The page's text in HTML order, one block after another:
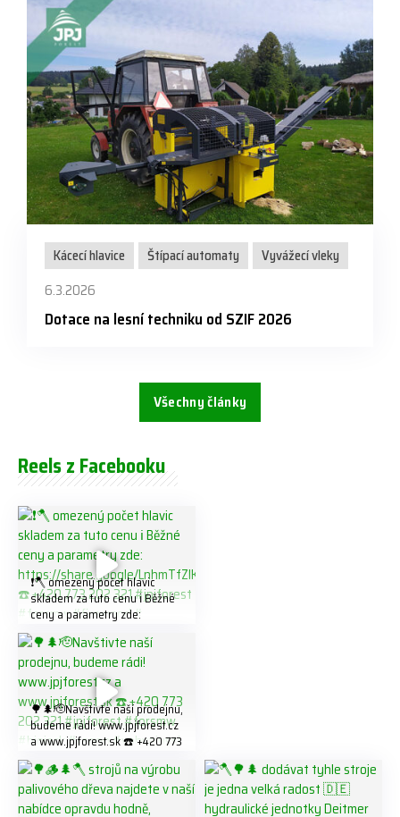
Kácecí hlavice Štípací automaty
Vyvážecí vleky
6.3.2026
Dotace na lesní techniku od SZIF 2026
Všechny články
Reels z Facebooku
❗️🪓 omezený počet hlavic
skladem za tuto cenu ℹ️ Běžné
ceny a parametry zde:
K8W5t7i6o ☎️ +420 773 202
321 #jpjforest #forsmw
#firewood #
🌳🌲🫡Navštivte naší prodejnu,
budeme rádi! www.jpjforest.cz
a www.jpjforest.sk ☎️ +420 773
#biojack #regon #vahvajussi